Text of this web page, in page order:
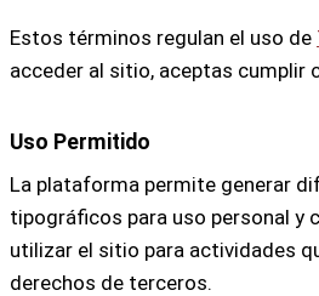
Estos términos regulan el uso de
acceder al sitio, aceptas cumplir
Uso Permitido
La plataforma permite generar
tipográficos para uso personal y
utilizar el sitio para actividades
derechos de terceros.